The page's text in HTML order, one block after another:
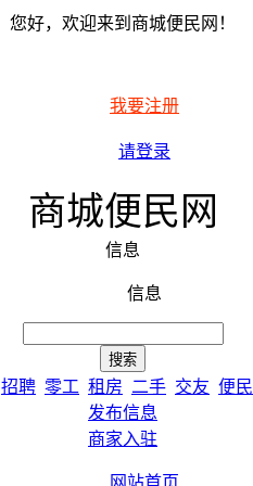
您好，欢迎来到商城便民网！
我要注册
请登录
商城便民网
信息
信息
招聘 零工 租房 二手 交友 便民
发布信息
商家入驻
网站首页